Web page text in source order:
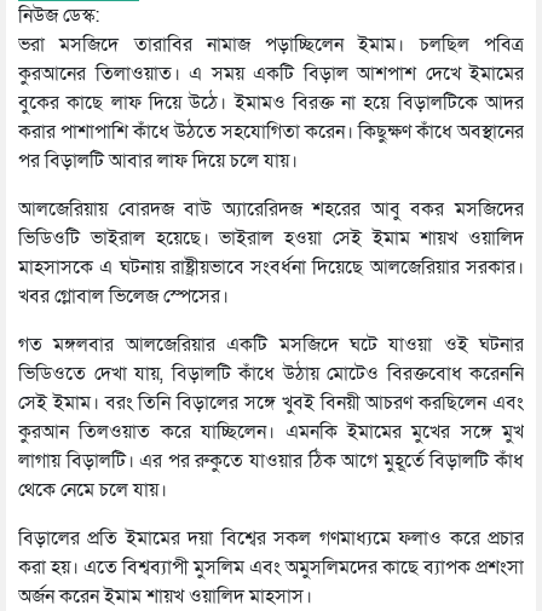
নিউজ ডেস্ক:
ভরা মসজিদে তারাবির নামাজ পড়াচ্ছিলেন ইমাম। চলছিল পবিত্র
কুরআনের তিলাওয়াত। এ সময় একটি বিড়াল আশপাশ দেখে ইমামের
বুকের কাছে লাফ দিয়ে উঠে। ইমামও বিরক্ত না হয়ে বিড়ালটিকে আদর
করার পাশাপাশি কাঁধে উঠতে সহযোগিতা করেন। কিছুক্ষণ কাঁধে অবস্থানের
পর বিড়ালটি আবার লাফ দিয়ে চলে যায়।
আলজেরিয়ায় বোরদজ বাউ অ্যারেরিদজ শহরের আবু বকর মসজিদের
ভিডিওটি ভাইরাল হয়েছে। ভাইরাল হওয়া সেই ইমাম শায়খ ওয়ালিদ
মাহসাসকে এ ঘটনায় রাষ্ট্রীয়ভাবে সংবর্ধনা দিয়েছে আলজেরিয়ার সরকার।
খবর গ্লোবাল ভিলেজ স্পেসের।
গত মঙ্গলবার আলজেরিয়ার একটি মসজিদে ঘটে যাওয়া ওই ঘটনার
ভিডিওতে দেখা যায়, বিড়ালটি কাঁধে উঠায় মোটেও বিরক্তবোধ করেননি
সেই ইমাম। বরং তিনি বিড়ালের সঙ্গে খুবই বিনয়ী আচরণ করছিলেন এবং
কুরআন তিলওয়াত করে যাচ্ছিলেন। এমনকি ইমামের মুখের সঙ্গে মুখ
লাগায় বিড়ালটি। এর পর রুকুতে যাওয়ার ঠিক আগে মুহূর্তে বিড়ালটি কাঁধ
থেকে নেমে চলে যায়।
বিড়ালের প্রতি ইমামের দয়া বিশ্বের সকল গণমাধ্যমে ফলাও করে প্রচার
করা হয়। এতে বিশ্বব্যাপী মুসলিম এবং অমুসলিমদের কাছে ব্যাপক প্রশংসা
অর্জন করেন ইমাম শায়খ ওয়ালিদ মাহসাস।